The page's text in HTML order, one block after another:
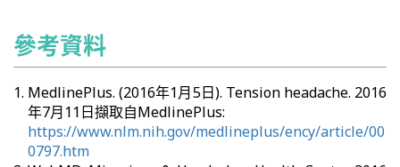
參考資料
MedlinePlus. (2016年1月5日). Tension headache. 2016
年7月11日擷取自MedlinePlus:
https://www.nlm.nih.gov/medlineplus/ency/article/00
0797.htm